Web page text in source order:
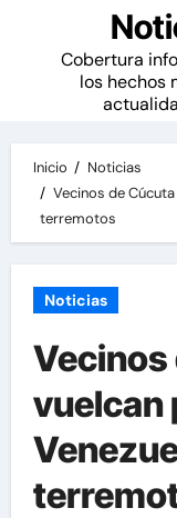
Cobertura
los hechos
Inicio
Noticias
Vecinos de
terremotos
Noticias
Vecinos
vuelcan